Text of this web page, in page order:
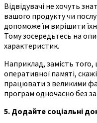
Відвідувачі не хочуть
вашого продукту чи
допоможе їм вирішити
Тому зосередьтесь на
характеристик.
Наприклад, замість
оперативної памяті,
працювати з великими
програм одночасно без
5. Додайте соціальні